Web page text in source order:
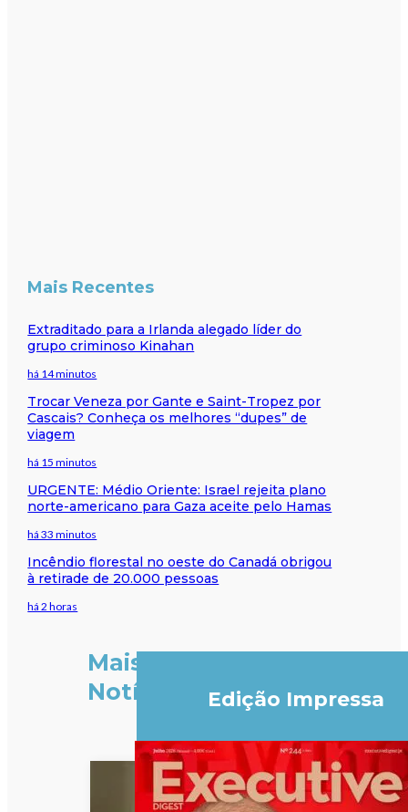
Mais Recentes
Extraditado para a Irlanda alegado líder do
grupo criminoso Kinahan
há 14 minutos
Trocar Veneza por Gante e Saint-Tropez por
Cascais? Conheça os melhores “dupes” de
viagem
há 15 minutos
URGENTE: Médio Oriente: Israel rejeita plano
norte-americano para Gaza aceite pelo Hamas
há 33 minutos
Incêndio florestal no oeste do Canadá obrigou
à retirade de 20.000 pessoas
há 2 horas
Mais
Notícias
Edição Impressa